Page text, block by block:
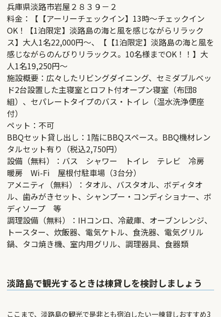
兵庫県淡路市岩屋２８３９－２
料金：【【アーリーチェックイン】13時～チェックイン
OK！【1泊限定】淡路島の海と風を感じながらリラック
ス】大人1名22,000円〜、【【1泊限定】淡路島の海と風を
感じながらのんびりリラックス。10名様までOK！！】大
人1名19,250円〜
施設概要：広々したリビングダイニング、セミダブルベッ
ド2台設置した主寝室とロフト付オープン寝室（布団8
組）、セパレートタイプのバス・トイレ（温水洗浄便座
付）
ペット：不可
BBQセット貸し出し：1階にBBQスペース。BBQ機材レン
タルセット有り（税込2,750円）
設備（無料）：バス シャワー トイレ テレビ 冷房
暖房 Wi-Fi 屋根付駐車場（3台分）
アメニティ（無料）：タオル、バスタオル、ボディタオ
ル、歯みがきセット、シャンプー・コンディショナー、ボ
ディソープ 等
調理設備（無料）：IHコンロ、冷蔵庫、オーブンレンジ、
トースター、炊飯器、電気ケトル、食洗器、電気グリル
鍋、タコ焼き機、室内用グリル、調理器具、食器類
淡路島で観光するときは棟貸しを検討しましょう
ここまで、淡路島の観光で是非とも宿泊したい一棟貸しおすすめ3